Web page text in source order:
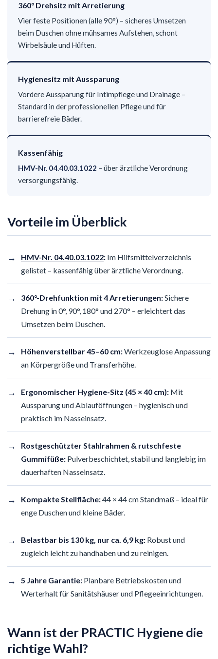
360° Drehsitz mit Arretierung
Vier feste Positionen (alle 90°) – sicheres Umsetzen
beim Duschen ohne mühsames Aufstehen, schont
Wirbelsäule und Hüften.
Hygienesitz mit Aussparung
Vordere Aussparung für Intimpflege und Drainage –
Standard in der professionellen Pflege und für
barrierefreie Bäder.
Kassenfähig
HMV-Nr. 04.40.03.1022 – über ärztliche Verordnung
versorgungsfähig.
Vorteile im Überblick
→ HMV-Nr. 04.40.03.1022: Im Hilfsmittelverzeichnis
gelistet – kassenfähig über ärztliche Verordnung.
→ 360°-Drehfunktion mit 4 Arretierungen:Sichere
Drehung in 0°, 90°, 180° und 270° – erleichtert das
Umsetzen beim Duschen.
→ Höhenverstellbar 45–60 cm:Werkzeuglose Anpassung
an Körpergröße und Transferhöhe.
→ Ergonomischer Hygiene-Sitz (45 × 40 cm): Mit
Aussparung und Ablauföffnungen – hygienisch und
praktisch im Nasseinsatz.
→
Rostgeschützter Stahlrahmen & rutschfeste
Gummifüße: Pulverbeschichtet, stabil und langlebig im
dauerhaften Nasseinsatz.
→ Kompakte Stellfläche:44 × 44 cm Standmaß – ideal für
enge Duschen und kleine Bäder.
→ Belastbar bis 130 kg, nur ca. 6,9 kg: Robust und
zugleich leicht zu handhaben und zu reinigen.
→ 5 Jahre Garantie: Planbare Betriebskosten und
Werterhalt für Sanitätshäuser und Pflegeeinrichtungen.
Wann ist der PRACTIC Hygiene die
richtige Wahl?